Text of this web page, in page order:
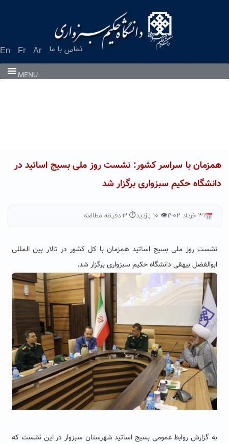
En Fr Ar تماس با ما
MENU
همزمان با سراسر کشور: نشست روز ملی بسیج اساتید در
دانشگاه حکیم سبزواری برگزار شد
۳۱ خرداد ۱۴۰۲ 👁 ۱۰ بازدید ⏱ ۳ دقیقه مطالعه
نشست روز ملی بسیج اساتید همزمان با کل کشور در تالار بین المللی
ابوالفضل بیهقی دانشگاه حکیم سبزواری برگزار شد.
به گزارش روابط عمومی بسیج اساتید شهرستان سبزوار در این نشست که